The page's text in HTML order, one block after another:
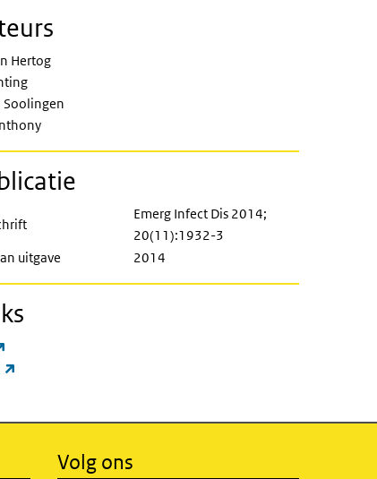
Hertog
Soolingen
Emerg Infect Dis 2014;
20(11):1932-3
uitgave
2014
Volg ons